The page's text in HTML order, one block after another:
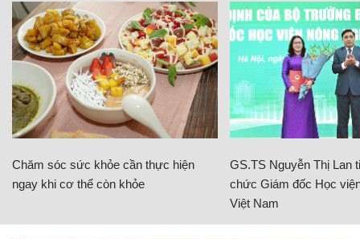
Chăm sóc sức khỏe cần thực hiện
ngay khi cơ thể còn khỏe
GS.TS Nguyễn Thị Lan
chức Giám đốc Học
Việt Nam